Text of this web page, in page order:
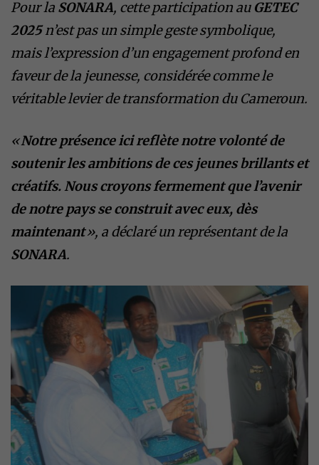
Pour la SONARA, cette participation au GETEC
2025n’est pas un simple geste symbolique,
mais l’expression d’un engagement profond en
faveur de la jeunesse, considérée comme le
véritable levier de transformation du Cameroun.
«Notre présence ici reflète notre volonté de
soutenir les ambitions de ces jeunes brillants et
créatifs. Nous croyons fermement que l’avenir
de notre pays se construit avec eux, dès
maintenant», a déclaré un représentant de la
SONARA.